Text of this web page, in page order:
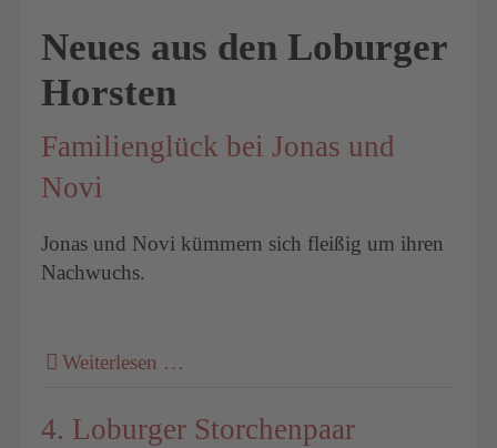
Neues aus den Loburger
Horsten
Familienglück bei Jonas und
Novi
Jonas und Novi kümmern sich fleißig um ihren
Nachwuchs.
Weiterlesen …
4. Loburger Storchenpaar